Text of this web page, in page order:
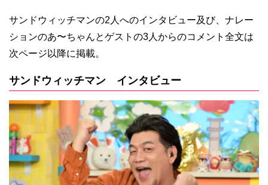
サンドウィッチマンの2人へのインタビュー及び、ナレー
ションのあ〜ちゃんとゲストの3人からのコメント全文は
次ページ以降に掲載。
サンドウィッチマン インタビュー